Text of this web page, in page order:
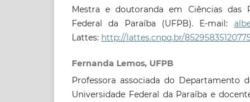
Mestra e doutoranda em Ciências das
Federal da Paraíba (UFPB). E-mail:
Lattes: http://lattes.cnpq.br/
Fernanda Lemos, UFPB
Professora associada do Departamento
Universidade Federal da Paraíba e